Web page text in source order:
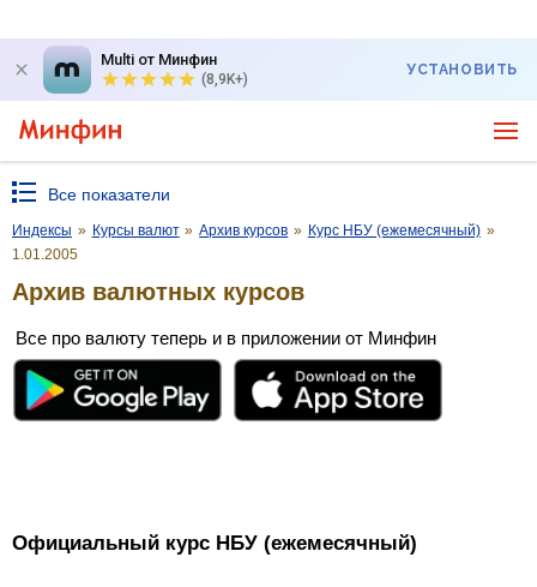
Multi от Минфин
(8,9K+)
УСТАНОВИТЬ
Все показатели
Индексы » Курсы валют » Архив курсов » Курс НБУ (ежемесячный) »
1.01.2005
Архив валютных курсов
Все про валюту теперь и в приложении от Минфин
Официальный курс НБУ (ежемесячный)